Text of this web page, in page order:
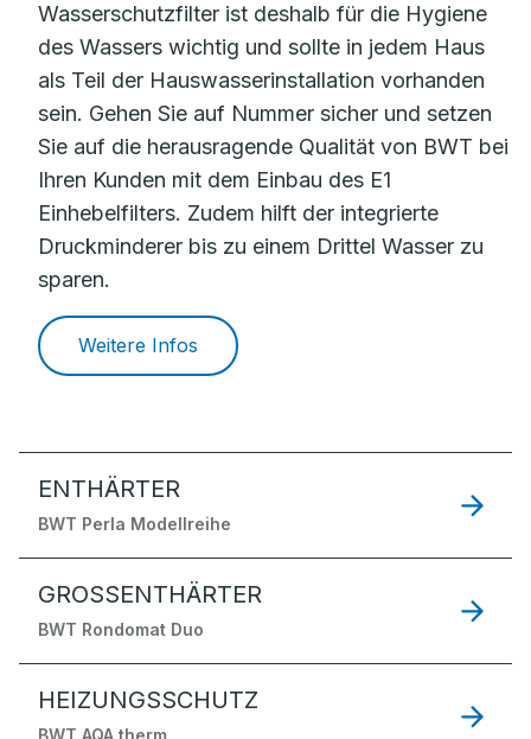
Wasserschutzfilter ist deshalb für die Hygiene
des Wassers wichtig und sollte in jedem Haus
als Teil der Hauswasserinstallation vorhanden
sein. Gehen Sie auf Nummer sicher und setzen
Sie auf die herausragende Qualität von BWT bei
Ihren Kunden mit dem Einbau des E1
Einhebelfilters. Zudem hilft der integrierte
Druckminderer bis zu einem Drittel Wasser zu
sparen.
Weitere Infos
ENTHÄRTER
BWT Perla Modellreihe
GROSSENTHÄRTER
BWT Rondomat Duo
HEIZUNGSSCHUTZ
BWT AQA therm